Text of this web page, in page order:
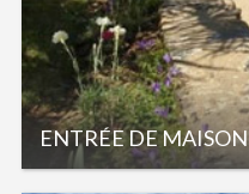
ENTRÉE DE MAISON